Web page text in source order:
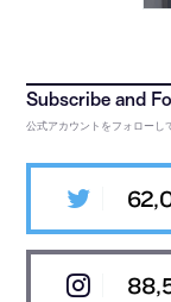
公式アカウントをフォローし